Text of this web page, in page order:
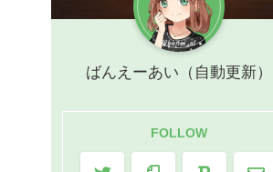
ばんえーあい（自動更新）
FOLLOW